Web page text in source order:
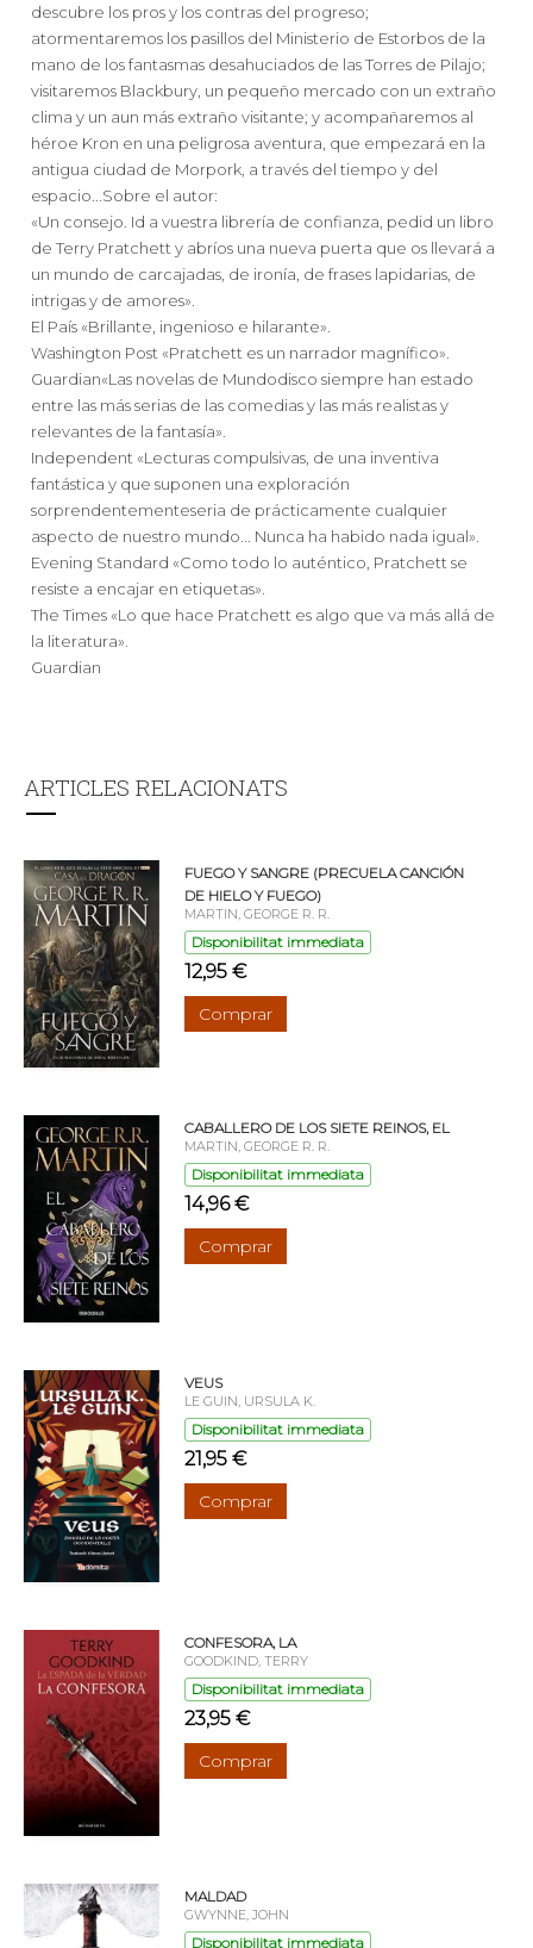
descubre los pros y los contras del progreso;
atormentaremos los pasillos del Ministerio de Estorbos de la
mano de los fantasmas desahuciados de las Torres de Pilajo;
visitaremos Blackbury, un pequeño mercado con un extraño
clima y un aun más extraño visitante; y acompañaremos al
héroe Kron en una peligrosa aventura, que empezará en la
antigua ciudad de Morpork, a través del tiempo y del
espacio...Sobre el autor:
«Un consejo. Id a vuestra librería de confianza, pedid un libro
de Terry Pratchett y abríos una nueva puerta que os llevará a
un mundo de carcajadas, de ironía, de frases lapidarias, de
intrigas y de amores».
El País «Brillante, ingenioso e hilarante».
Washington Post «Pratchett es un narrador magnífico».
Guardian«Las novelas de Mundodisco siempre han estado
entre las más serias de las comedias y las más realistas y
relevantes de la fantasía».
Independent «Lecturas compulsivas, de una inventiva
fantástica y que suponen una exploración
sorprendentementeseria de prácticamente cualquier
aspecto de nuestro mundo... Nunca ha habido nada igual».
Evening Standard «Como todo lo auténtico, Pratchett se
resiste a encajar en etiquetas».
The Times «Lo que hace Pratchett es algo que va más allá de
la literatura».
Guardian
ARTICLES RELACIONATS
FUEGO Y SANGRE (PRECUELA CANCIÓN
DE HIELO Y FUEGO)
MARTIN, GEORGE R. R.
Disponibilitat immediata
12,95 €
Comprar
CABALLERO DE LOS SIETE REINOS, EL
MARTIN, GEORGE R. R.
Disponibilitat immediata
14,96 €
Comprar
VEUS
LE GUIN, URSULA K.
Disponibilitat immediata
21,95 €
Comprar
CONFESORA, LA
GOODKIND, TERRY
Disponibilitat immediata
23,95 €
Comprar
MALDAD
GWYNNE, JOHN
Disponibilitat immediata